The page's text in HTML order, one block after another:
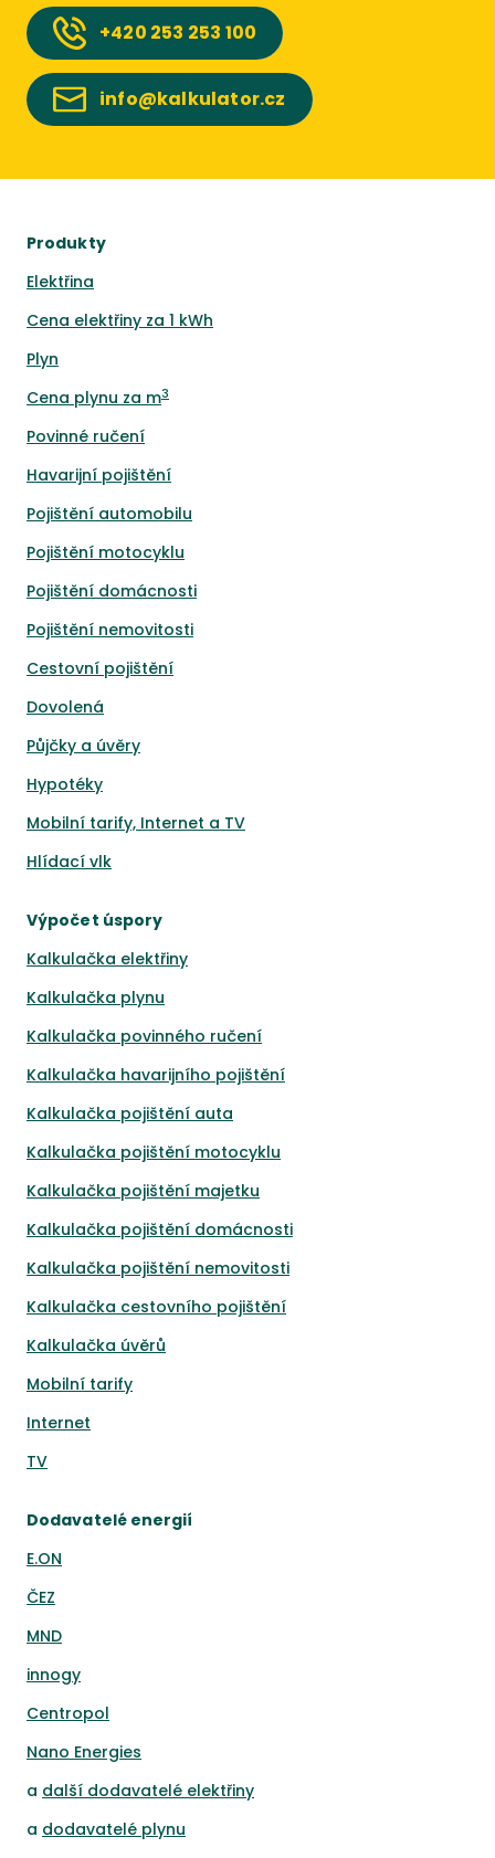
+420 253 253 100
info@kalkulator.cz
Produkty
Elektřina
Cena elektřiny za 1 kWh
Plyn
Cena plynu za m3
Povinné ručení
Havarijní pojištění
Pojištění automobilu
Pojištění motocyklu
Pojištění domácnosti
Pojištění nemovitosti
Cestovní pojištění
Dovolená
Půjčky a úvěry
Hypotéky
Mobilní tarify, Internet a TV
Hlídací vlk
Výpočet úspory
Kalkulačka elektřiny
Kalkulačka plynu
Kalkulačka povinného ručení
Kalkulačka havarijního pojištění
Kalkulačka pojištění auta
Kalkulačka pojištění motocyklu
Kalkulačka pojištění majetku
Kalkulačka pojištění domácnosti
Kalkulačka pojištění nemovitosti
Kalkulačka cestovního pojištění
Kalkulačka úvěrů
Mobilní tarify
Internet
TV
Dodavatelé energií
E.ON
ČEZ
MND
innogy
Centropol
Nano Energies
a další dodavatelé elektřiny
a dodavatelé plynu